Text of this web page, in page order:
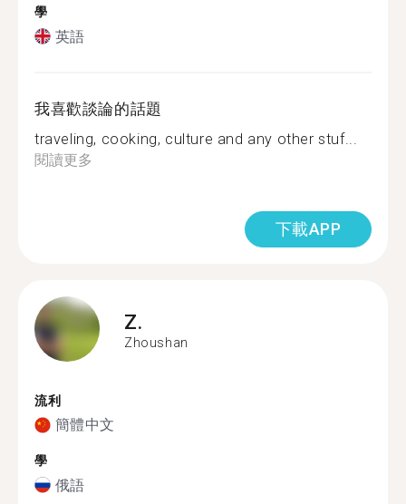
學
英語
我喜歡談論的話題
traveling, cooking, culture and any other stuf...
閱讀更多
下載APP
Z.
Zhoushan
流利
簡體中文
學
俄語